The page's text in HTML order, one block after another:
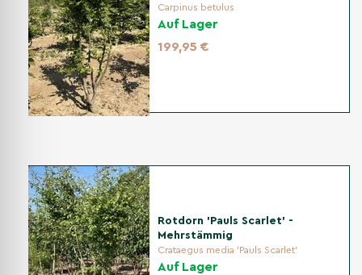
Boden tiefgründig lockern und mit Kompost anreichern. In
schweren Böden die Drainage mit Sand/Kies verbessern;
Mulch hält Feuchtigkeit und schützt das Wurzelsystem.
Pflanzabstand
4 m Abstand zu Mauern, Wegen oder Nachbarpflanzen
einplanen, damit die Mehrstamm-Form wirken kann.
Bewässerung
In den ersten Wochen nach der Pflanzung regelmäßig
Carpinus betulus
Auf Lager
199,95 €
Rotdorn 'Pauls Scarlet' -
Mehrstämmig
Crataegus media 'Pauls Scarlet'
Auf Lager